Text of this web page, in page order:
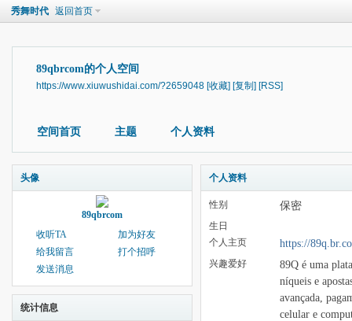
秀舞时代 返回首页
89qbrcom的个人空间
https://www.xiuwushidai.com/?2659048 [收藏] [复制] [RSS]
空间首页 主题 个人资料
头像
89qbrcom
收听TA
加为好友
给我留言
打个招呼
发送消息
统计信息
个人资料
性别 保密
生日
个人主页
https://
兴趣爱好
89Q é uma
níqueis e
avançada,
celular e